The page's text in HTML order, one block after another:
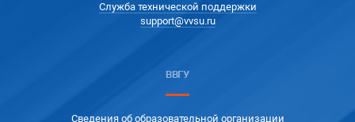
Служба технической поддержки
support@vvsu.ru
ВВГУ
Сведения об образовательной организации